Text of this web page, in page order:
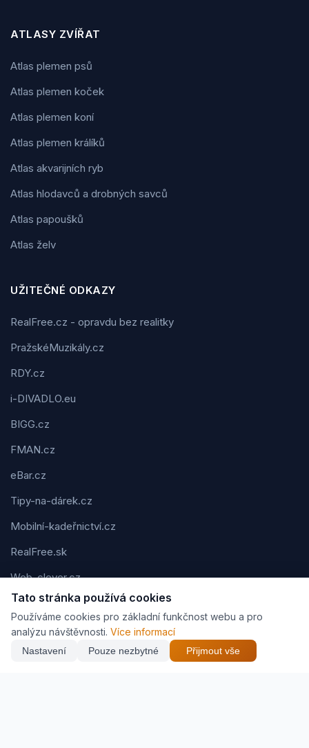
ATLASY ZVÍŘAT
Atlas plemen psů
Atlas plemen koček
Atlas plemen koní
Atlas plemen králíků
Atlas akvarijních ryb
Atlas hlodavců a drobných savců
Atlas papoušků
Atlas želv
UŽITEČNÉ ODKAZY
RealFree.cz - opravdu bez realitky
PražskéMuzikály.cz
RDY.cz
i-DIVADLO.eu
BIGG.cz
FMAN.cz
eBar.cz
Tipy-na-dárek.cz
Mobilní-kadeřnictví.cz
RealFree.sk
Web-clever.cz
Kvízov.cz
Karavaning.net
CVčko.eu
Tato stránka používá cookies
Používáme cookies pro základní funkčnost webu a pro
analýzu návštěvnosti. Více informací
Nastavení Pouze nezbytné Přijmout vše